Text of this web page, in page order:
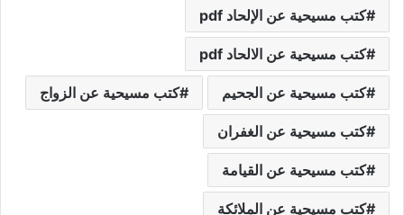
كتب مسيحية عن الإلحاد pdf
كتب مسيحية عن الالحاد pdf
كتب مسيحية عن الجحيم كتب مسيحية عن الزواج
كتب مسيحية عن الغفران
كتب مسيحية عن القيامة
كتب مسيحية عن الملائكة